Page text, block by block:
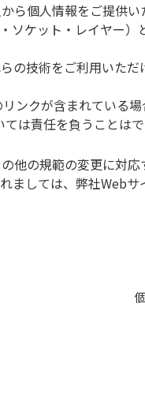
ら個人情報をご提供
ソケット・レイヤー
技術をご利用いただ
ンクが含まれている
は責任を負うことはで
他の規範の変更に対
ましては、弊社Web